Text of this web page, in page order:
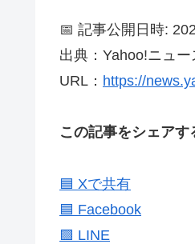
📅 記事公開日時:
出典：Yahoo!ニュー
URL： https://
この記事をシェアす
🟦 Xで共有
🟦 Facebook
🟩 LINE